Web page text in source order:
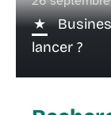
lancer ?